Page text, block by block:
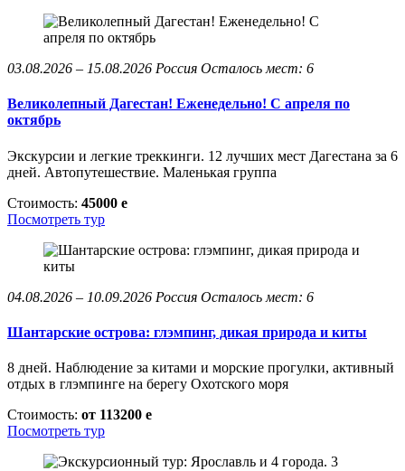
03.08.2026 – 15.08.2026 Россия Осталось мест: 6
Великолепный Дагестан! Еженедельно! С апреля по
октябрь
Экскурсии и легкие треккинги. 12 лучших мест Дагестана за 6
дней. Автопутешествие. Маленькая группа
Стоимость: 45000 e
Посмотреть тур
04.08.2026 – 10.09.2026 Россия Осталось мест: 6
Шантарские острова: глэмпинг, дикая природа и киты
8 дней. Наблюдение за китами и морские прогулки, активный
отдых в глэмпинге на берегу Охотского моря
Стоимость: от 113200 e
Посмотреть тур